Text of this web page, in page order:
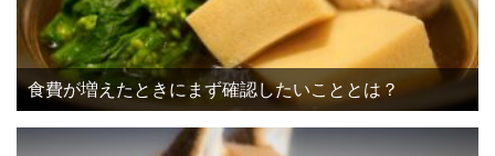
食費が増えたときにまず確認したいこととは？